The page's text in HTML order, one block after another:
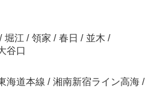
/ 堀江 / 領家 / 春日 / 並木 /
谷口
海道本線 / 湘南新宿ライン高海 /